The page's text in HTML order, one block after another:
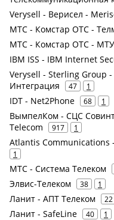
Verysell - Верисел -
МТС - Комстар ОТС -
МТС - Комстар ОТС -
IBM ISS - IBM Internet
Verysell - Sterling Group
Интеграция
47 1
IDT - Net2Phone 68 1
ВымпелКом - СЦС
Telecom
917 1
Atlantis Communications
1
МТС - Система Телеком
Элвис-Телеком 38 1
Ланит - АПТ Телеком 22
Ланит - SafeLine 40 1